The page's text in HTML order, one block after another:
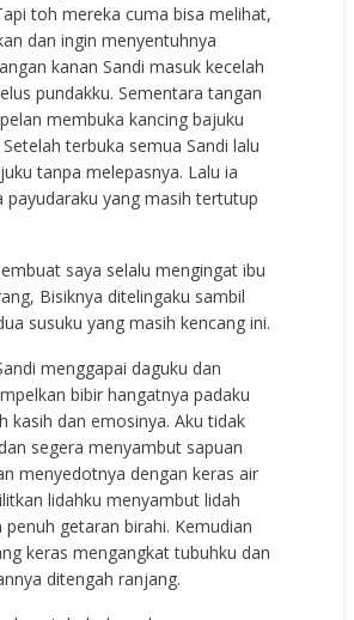
toh mereka cuma bisa melihat,
dan ingin menyentuhnya
kanan Sandi masuk kecelah
pundakku. Sementara tangan
membuka kancing bajuku
terbuka semua Sandi lalu
tanpa melepasnya. Lalu ia
payudaraku yang masih tertutup
saya selalu mengingat ibu
Bisiknya ditelingaku sambil
susuku yang masih kencang ini.
menggapai daguku dan
bibir hangatnya padaku
kasih dan emosinya. Aku tidak
segera menyambut sapuan
menyedotnya dengan keras air
lidahku menyambut lidah
penuh getaran birahi. Kemudian
keras mengangkat tubuhku dan
ditengah ranjang.